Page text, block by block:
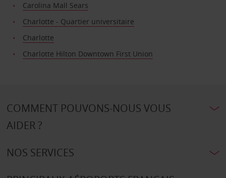
Carolina Mall Sears
Charlotte - Quartier universitaire
Charlotte
Charlotte Hilton Downtown First Union
COMMENT POUVONS-NOUS VOUS
AIDER ?
NOS SERVICES